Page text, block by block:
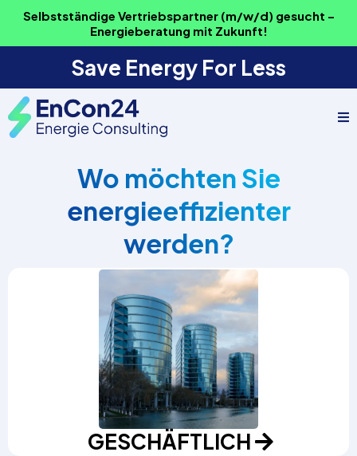
Selbstständige Vertriebspartner (m/w/d) gesucht –
Energieberatung mit Zukunft!
Save Energy For Less
Wo möchten Sie
energieeffizienter
werden?
GESCHÄFTLICH